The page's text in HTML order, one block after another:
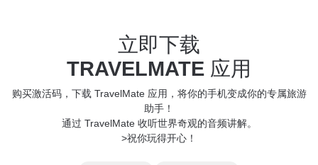
立即下载
TRAVELMATE 应用
购买激活码，下载 TravelMate 应用，将你的手机变成你的专属旅游
助手！
通过 TravelMate 收听世界奇观的音频讲解。
>祝你玩得开心！